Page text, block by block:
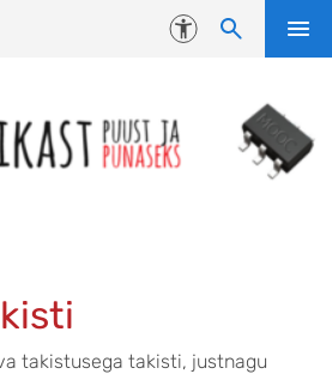
Juurdepääsetavus
takistusega takisti, justnagu